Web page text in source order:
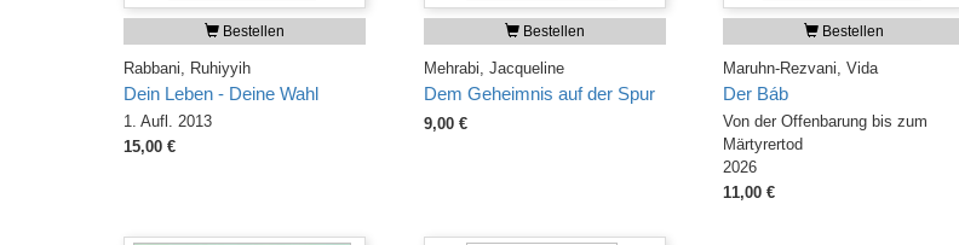
Bestellen
Rabbani, Ruhiyyih
Dein Leben - Deine Wahl
1. Aufl. 2013
15,00 €
Bestellen
Mehrabi, Jacqueline
Dem Geheimnis auf der Spur
9,00 €
Bestellen
Maruhn-Rezvani, Vida
Der Báb
Von der Offenbarung bis zum
Märtyrertod
2026
11,00 €